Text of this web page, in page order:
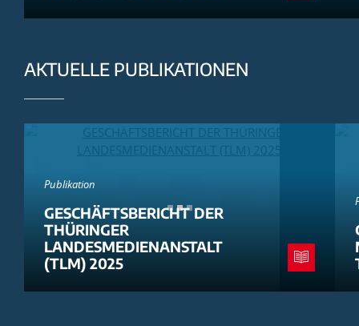
AKTUELLE PUBLIKATIONEN
Publikation
GESCHÄFTSBERICHT DER
THÜRINGER
LANDESMEDIENANSTALT
(TLM) 2025